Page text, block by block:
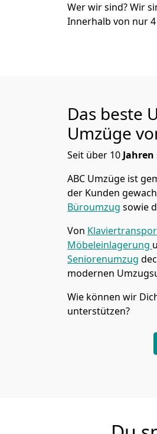
Wer wir sind? Wir
Innerhalb von nur4
Das beste
Umzüge
Seit über 10 Jahren
ABC Umzüge ist
der Kunden
Büroumzug sowie
Von
Möbeleinlagerung
Seniorenumzug
modernen
Wie können wir
unterstützen?